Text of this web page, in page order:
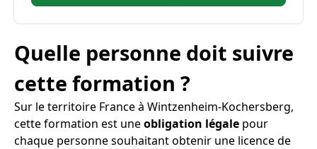
Quelle personne doit suivre
cette formation ?
Sur le territoire France à Wintzenheim-Kochersberg,
cette formation est uneobligation légale pour
chaque personne souhaitant obtenir une licence de